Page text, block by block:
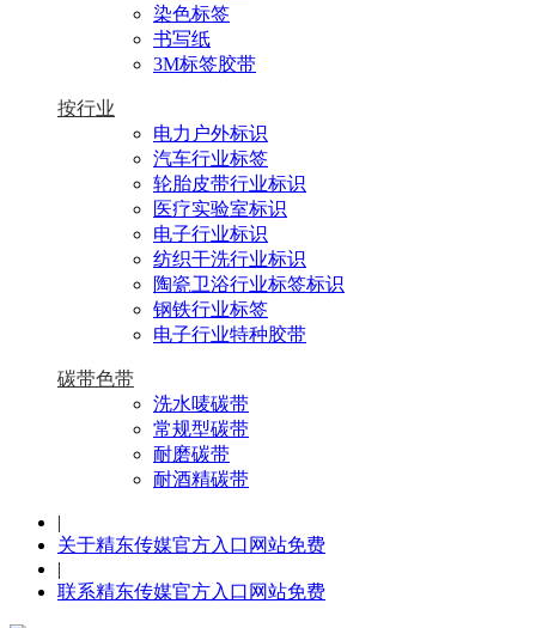
染色标签
书写纸
3M标签胶带
按行业
电力户外标识
汽车行业标签
轮胎皮带行业标识
医疗实验室标识
电子行业标识
纺织干洗行业标识
陶瓷卫浴行业标签标识
钢铁行业标签
电子行业特种胶带
碳带色带
洗水唛碳带
常规型碳带
耐磨碳带
耐酒精碳带
|
关于精东传媒官方入口网站免费
|
联系精东传媒官方入口网站免费